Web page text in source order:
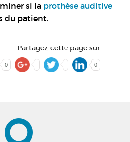
si la prothèse auditive
du patient.
Partagez cette page sur
0 0